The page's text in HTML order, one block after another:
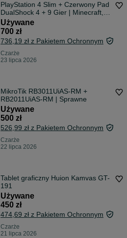
PlayStation 4 Slim + Czerwony Pad
DualShock 4 + 9 Gier | Minecraft,
Spider-Man, The Last of Us
[ODBIÓR OSOBISTY]
Używane
700 zł
736,19 zł z Pakietem Ochronnym
Czarże
23 lipca 2026
MikroTik RB3011UiAS-RM +
RB2011UiAS-RM | Sprawne
Używane
500 zł
526,99 zł z Pakietem Ochronnym
Czarże
22 lipca 2026
Tablet graficzny Huion Kamvas GT-
191
Używane
450 zł
474,69 zł z Pakietem Ochronnym
Czarże
21 lipca 2026